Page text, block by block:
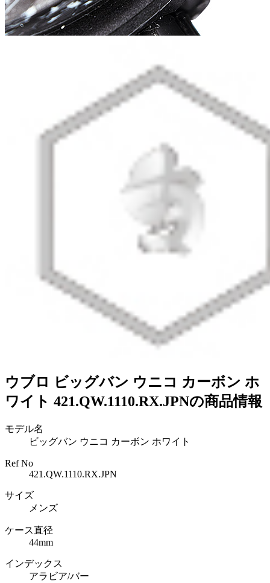
ウブロ ビッグバン ウニコ カーボン ホ
ワイト 421.QW.1110.RX.JPNの商品情報
モデル名
ビッグバン ウニコ カーボン ホワイト
Ref No
421.QW.1110.RX.JPN
サイズ
メンズ
ケース直径
44mm
インデックス
アラビア/バー